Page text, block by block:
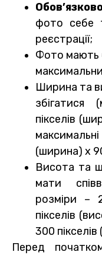
фото себе
реєстрації;
Фото мають
Ширина та
збігатися
пікселів
(ширина) x
Висота та
мати
розміри –
пікселів
300
Перед